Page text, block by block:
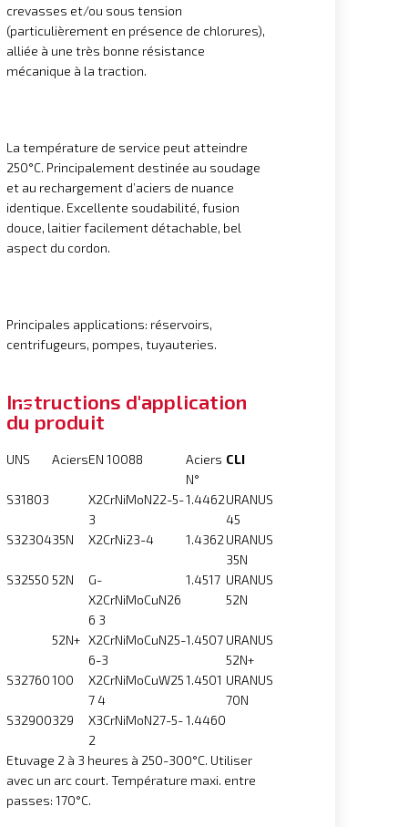
crevasses et/ou sous tension
(particulièrement en présence de chlorures),
alliée à une très bonne résistance
mécanique à la traction.
La température de service peut atteindre
250°C. Principalement destinée au soudage
et au rechargement d’aciers de nuance
identique. Excellente soudabilité, fusion
douce, laitier facilement détachable, bel
aspect du cordon.
Principales applications: réservoirs,
centrifugeurs, pompes, tuyauteries.
Instructions d'application
du produit
UNS AciersEN 10088
Aciers
N°
CLI
S31803
X2CrNiMoN22-5-
3
1.4462URANUS
45
S3230435N X2CrNi23-4 1.4362 URANUS
35N
S32550 52N
G-
X2CrNiMoCuN26
6 3
1.4517 URANUS
52N
52N+ X2CrNiMoCuN25-
6-3
1.4507 URANUS
52N+
S32760100
X2CrNiMoCuW25
7 4
1.4501 URANUS
70N
S32900329
X3CrNiMoN27-5-
2
1.4460
Etuvage 2 à 3 heures à 250-300°C. Utiliser
avec un arc court. Température maxi. entre
passes: 170°C.